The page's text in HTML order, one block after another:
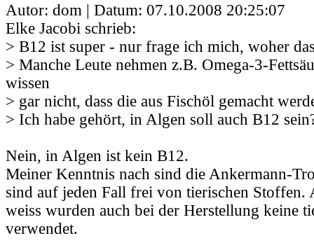
Autor: dom | Datum: 07.10.2008 20:25:07
Elke Jacobi schrieb:
> B12 ist super - nur frage ich mich, woher
> Manche Leute nehmen z.B. Omega-3-
wissen
> gar nicht, dass die aus Fischöl gemacht
> Ich habe gehört, in Algen soll auch B12
Nein, in Algen ist kein B12.
Meiner Kenntnis nach sind die Ankermann-
sind auf jeden Fall frei von tierischen Stoffen.
weiss wurden auch bei der Herstellung keine
verwendet.